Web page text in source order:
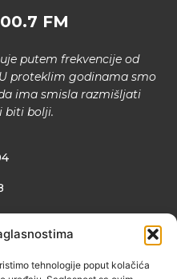
tehnologije poput kolačića
FM
putem frekvencije od
proteklim godinama smo
ima smisla razmišljati
biti bolji.
72000 ZENICA